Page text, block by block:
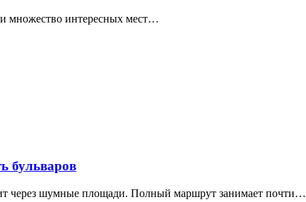
множество интересных мест…
бульваров
через шумные площади. Полный маршрут занимает почти…